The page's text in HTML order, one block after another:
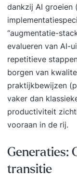
verantwoord
onderdeel van
resultaat voor
deze voertuigen
ervaringen over
Basisopleiding
Springest... Voor wie is deze opleiding? Deze
enkele ervaring
Programma De
dankzij AI groeien
“augmentatie-
evalueren van AI-
repetitieve
borgen van
praktijkbewijzen
vaker dan
productiviteit
vooraan in de rij.
Generaties:
transitie